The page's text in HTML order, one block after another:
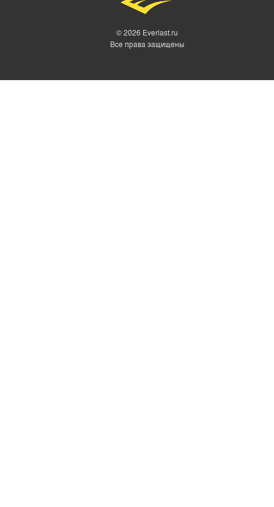
© 2026 Everlast.ru
Все права защищены